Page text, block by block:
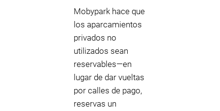
Mobypark hace que
los aparcamientos
privados no
utilizados sean
reservables—en
lugar de dar vueltas
por calles de pago,
reservas un